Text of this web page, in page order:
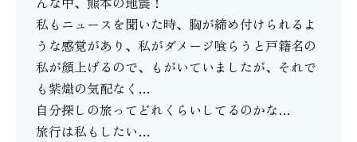
私もニュースを聞いた時、胸が締め付けられるよ
うな感覚があり、私がダメージ喰らうと戸籍名の
私が顔上げるので、もがいていましたが、それで
も紫熾の気配なく…
自分探しの旅ってどれくらいしてるのかな…
旅行は私もしたい…